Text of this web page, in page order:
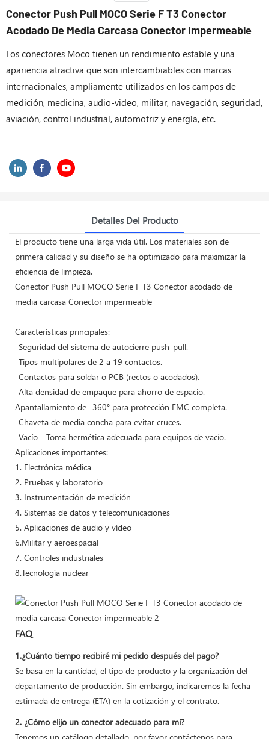
Conector Push Pull MOCO Serie F T3 Conector
Acodado De Media Carcasa Conector Impermeable
Los conectores Moco tienen un rendimiento estable y una
apariencia atractiva que son intercambiables con marcas
internacionales, ampliamente utilizados en los campos de
medición, medicina, audio-video, militar, navegación, seguridad,
aviación, control industrial, automotriz y energía, etc.
Detalles Del Producto
El producto tiene una larga vida útil. Los materiales son de
primera calidad y su diseño se ha optimizado para maximizar la
eficiencia de limpieza.
Conector Push Pull MOCO Serie F T3 Conector acodado de
media carcasa Conector impermeable
Características principales:
-Seguridad del sistema de autocierre push-pull.
-Tipos multipolares de 2 a 19 contactos.
-Contactos para soldar o PCB (rectos o acodados).
-Alta densidad de empaque para ahorro de espacio.
Apantallamiento de -360° para protección EMC completa.
-Chaveta de media concha para evitar cruces.
-Vacío - Toma hermética adecuada para equipos de vacío.
Aplicaciones importantes:
1. Electrónica médica
2. Pruebas y laboratorio
3. Instrumentación de medición
4. Sistemas de datos y telecomunicaciones
5. Aplicaciones de audio y vídeo
6.Militar y aeroespacial
7. Controles industriales
8.Tecnología nuclear
FAQ
1.¿Cuánto tiempo recibiré mi pedido después del pago?
Se basa en la cantidad, el tipo de producto y la organización del
departamento de producción. Sin embargo, indicaremos la fecha
estimada de entrega (ETA) en la cotización y el contrato.
2. ¿Cómo elijo un conector adecuado para mí?